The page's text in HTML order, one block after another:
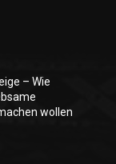
– Wie
wollen